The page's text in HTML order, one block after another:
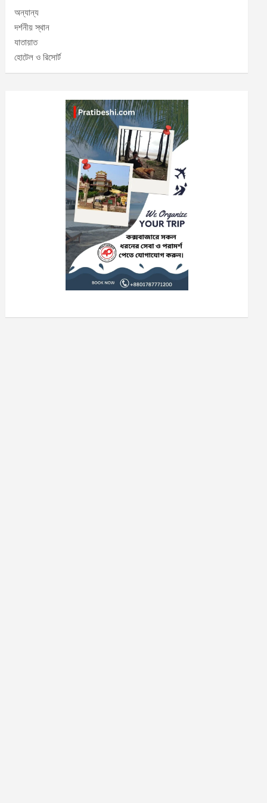
অন্যান্য
দর্শনীয় স্থান
যাতায়াত
হোটেল ও রিসোর্ট